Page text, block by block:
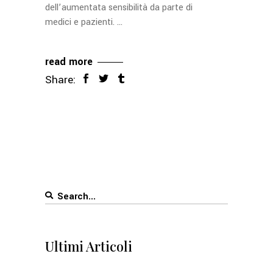
dell’aumentata sensibilità da parte di
medici e pazienti.
read more
Share:
Search
Ultimi Articoli